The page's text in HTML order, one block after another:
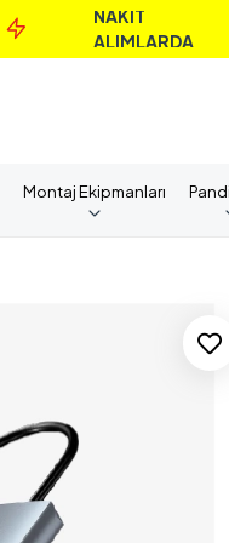
ALIMLARDA
VARAN
Montaj Ekipmanları